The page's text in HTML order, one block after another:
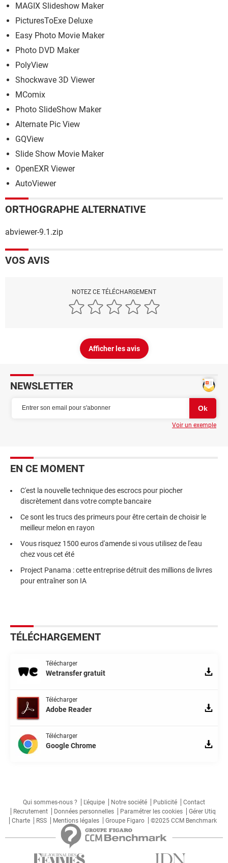
MAGIX Slideshow Maker
PicturesToExe Deluxe
Easy Photo Movie Maker
Photo DVD Maker
PolyView
Shockwave 3D Viewer
MComix
Photo SlideShow Maker
Alternate Pic View
GQView
Slide Show Movie Maker
OpenEXR Viewer
AutoViewer
ORTHOGRAPHE ALTERNATIVE
abviewer-9.1.zip
VOS AVIS
NOTEZ CE TÉLÉCHARGEMENT
Afficher les avis
NEWSLETTER
Voir un exemple
EN CE MOMENT
C'est la nouvelle technique des escrocs pour piocher
discrètement dans votre compte bancaire
Ce sont les trucs des primeurs pour être certain de choisir le
meilleur melon en rayon
Vous risquez 1500 euros d'amende si vous utilisez de l'eau
chez vous cet été
Project Panama : cette entreprise détruit des millions de livres
pour entraîner son IA
TÉLÉCHARGEMENT
Télécharger
Wetransfer gratuit
Télécharger
Adobe Reader
Télécharger
Google Chrome
Qui sommes-nous ? L'équipe Notre société Publicité
Contact
Recrutement
Données personnelles Paramétrer les cookies
Gérer Utiq
Charte
RSS Mentions légales Groupe Figaro ©2025 CCM Benchmark